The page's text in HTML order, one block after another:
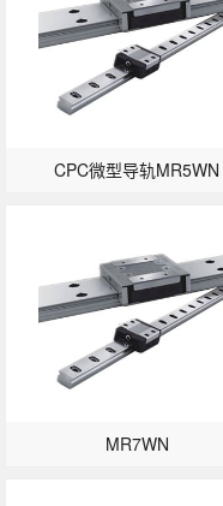
CPC微型导轨MR5WN
MR7WN